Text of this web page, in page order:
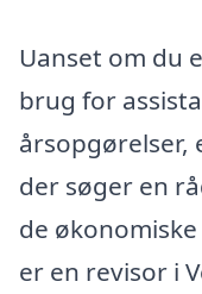
Uanset om du
brug for
årsopgørelser,
der søger en
de
er en revisor i